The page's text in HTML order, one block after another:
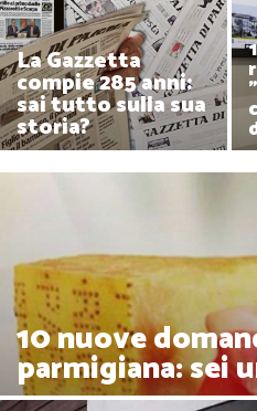
La Gazzetta
compie 285 anni:
sai tutto sulla sua
storia?
10 nuove
parmigiana: sei